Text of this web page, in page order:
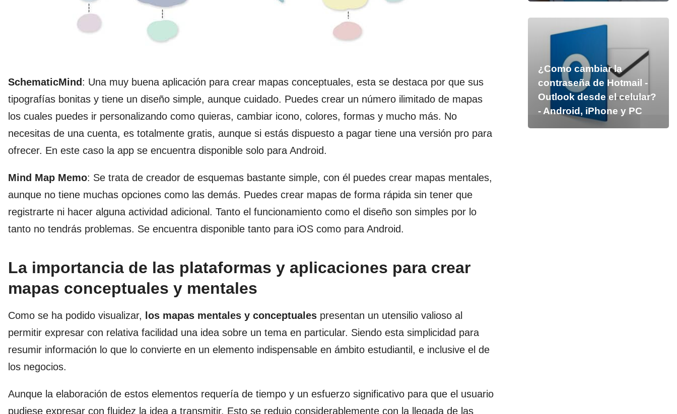
SchematicMind: Una muy buena aplicación para crear mapas conceptuales, esta se destaca por que sus
tipografías bonitas y tiene un diseño simple, aunque cuidado. Puedes crear un número ilimitado de mapas
los cuales puedes ir personalizando como quieras, cambiar icono, colores, formas y mucho más. No
necesitas de una cuenta, es totalmente gratis, aunque si estás dispuesto a pagar tiene una versión pro para
ofrecer. En este caso la app se encuentra disponible solo para Android.
Mind Map Memo: Se trata de creador de esquemas bastante simple, con él puedes crear mapas mentales,
aunque no tiene muchas opciones como las demás. Puedes crear mapas de forma rápida sin tener que
registrarte ni hacer alguna actividad adicional. Tanto el funcionamiento como el diseño son simples por lo
tanto no tendrás problemas. Se encuentra disponible tanto para iOS como para Android.
La importancia de las plataformas y aplicaciones para crear
mapas conceptuales y mentales
Como se ha podido visualizar, los mapas mentales y conceptuales presentan un utensilio valioso al
permitir expresar con relativa facilidad una idea sobre un tema en particular. Siendo esta simplicidad para
resumir información lo que lo convierte en un elemento indispensable en ámbito estudiantil, e inclusive el de
los negocios.
Aunque la elaboración de estos elementos requería de tiempo y un esfuerzo significativo para que el usuario
pudiese expresar con fluidez la idea a transmitir. Esto se redujo considerablemente con la llegada de las
¿Como cambiar la
contraseña de Hotmail -
Outlook desde el celular?
- Android, iPhone y PC